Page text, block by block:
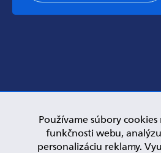
Používame súbory
funkčnosti webu,
personalizáciu reklamy.